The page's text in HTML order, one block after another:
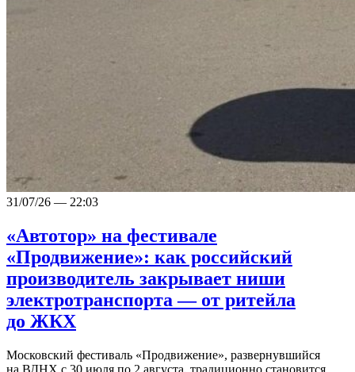
31/07/26 — 22:03
«Автотор» на фестивале
«Продвижение»: как российский
производитель закрывает ниши
электротранспорта — от ритейла
до ЖКХ
Московский фестиваль «Продвижение», развернувшийся
на ВДНХ с 30 июля по 2 августа, традиционно становится